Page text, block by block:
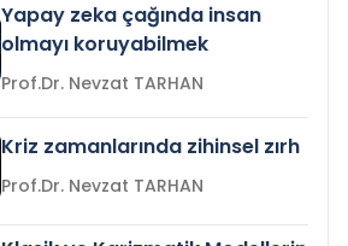
Yapay zeka çağında insan
olmayı koruyabilmek
Prof.Dr. Nevzat TARHAN
Kriz zamanlarında zihinsel zırh
Prof.Dr. Nevzat TARHAN